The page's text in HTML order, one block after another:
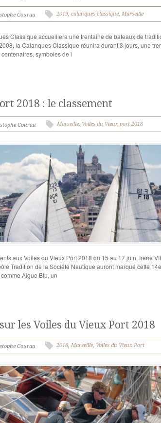
Courau 2019, calanques classique, Marseille
Classique accueillera une trentaine de bateaux de
la Calanques Classique réunira durant 3 jours, une
symboles de l
2018 : le classement
Courau Marseille, Voiles du Vieux port 2018
aux Voiles du Vieux Port 2018 du 15 au 17 juin. Irene
Tradition de la Société Nautique auront marqué cette
Aigue Blu, un
les Voiles du Vieux Port 2018
Courau 2018, Marseille, Voiles du Vieux Port